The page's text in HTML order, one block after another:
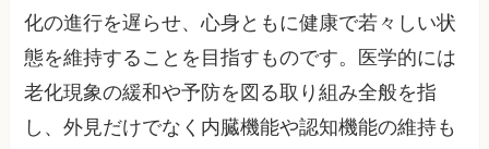
化の進行を遅らせ、心身ともに健康で若々しい状
態を維持することを目指すものです。医学的には
老化現象の緩和や予防を図る取り組み全般を指
し、外見だけでなく内臓機能や認知機能の維持も